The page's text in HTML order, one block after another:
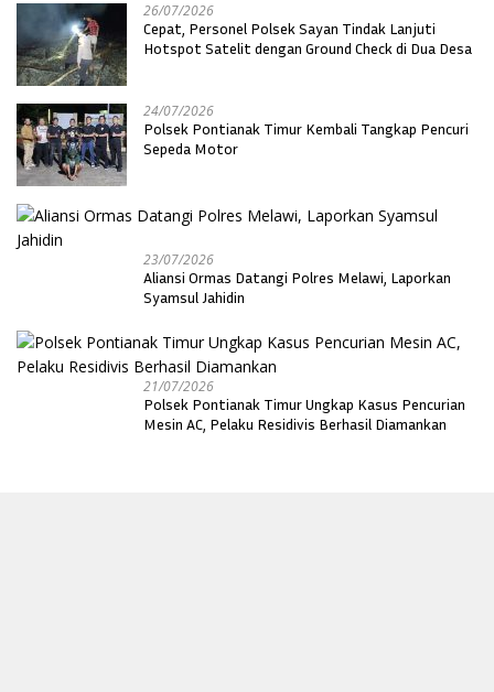
26/07/2026
Cepat, Personel Polsek Sayan Tindak Lanjuti
Hotspot Satelit dengan Ground Check di Dua Desa
24/07/2026
Polsek Pontianak Timur Kembali Tangkap Pencuri
Sepeda Motor
23/07/2026
Aliansi Ormas Datangi Polres Melawi, Laporkan
Syamsul Jahidin
21/07/2026
Polsek Pontianak Timur Ungkap Kasus Pencurian
Mesin AC, Pelaku Residivis Berhasil Diamankan